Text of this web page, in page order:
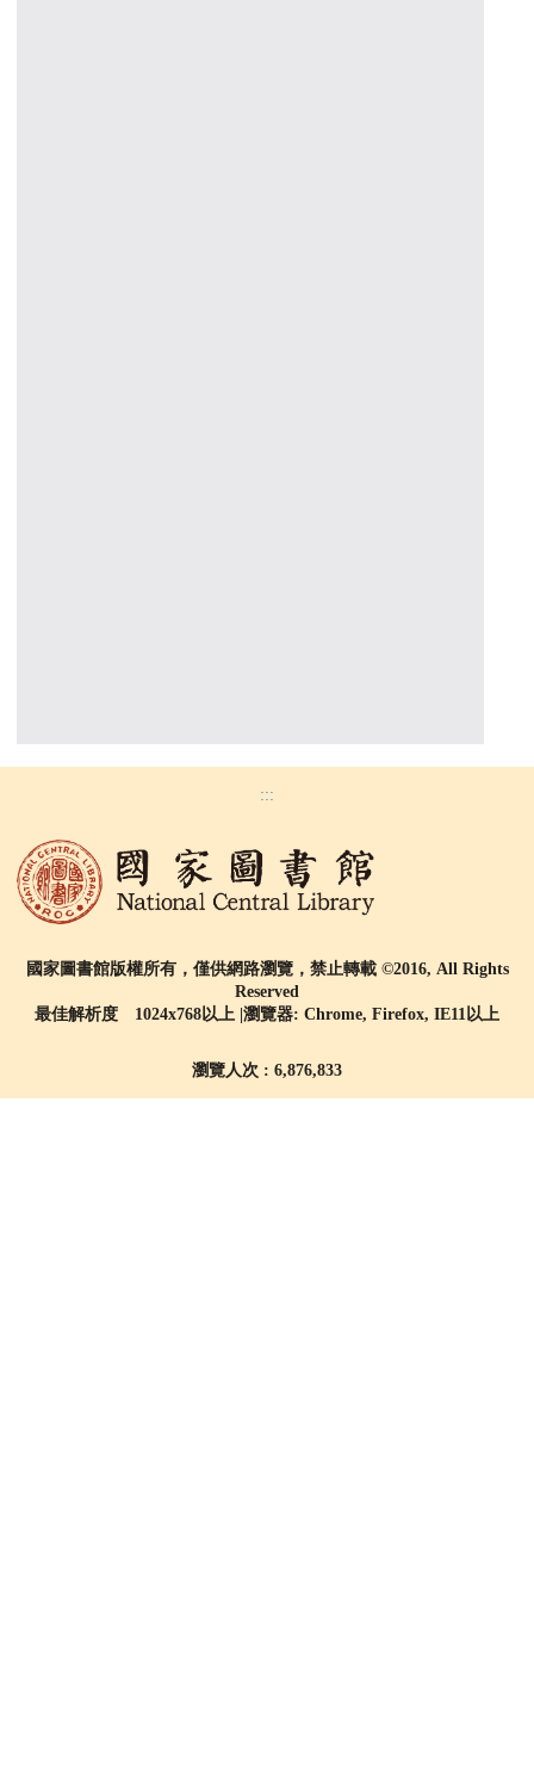
:::
國家圖書館版權所有，僅供網路瀏覽，禁止轉載 ©2016, All Rights
Reserved
最佳解析度 1024x768以上 |瀏覽器: Chrome, Firefox, IE11以上
瀏覽人次 : 6,876,833